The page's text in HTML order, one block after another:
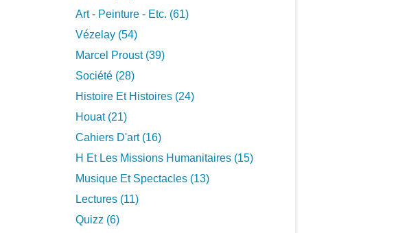
Art - Peinture - Etc. (61)
Vézelay (54)
Marcel Proust (39)
Société (28)
Histoire Et Histoires (24)
Houat (21)
Cahiers D'art (16)
H Et Les Missions Humanitaires (15)
Musique Et Spectacles (13)
Lectures (11)
Quizz (6)